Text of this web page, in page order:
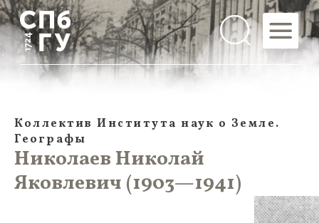
Коллектив Института наук о Земле.
Географы
Николаев Николай
Яковлевич (1903—1941)